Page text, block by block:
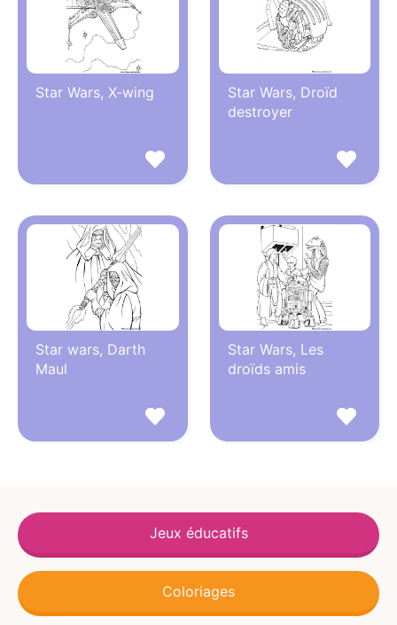
Star Wars, X-wing
Star Wars, Droïd
destroyer
Star wars, Darth
Maul
Star Wars, Les
droïds amis
Jeux éducatifs
Coloriages